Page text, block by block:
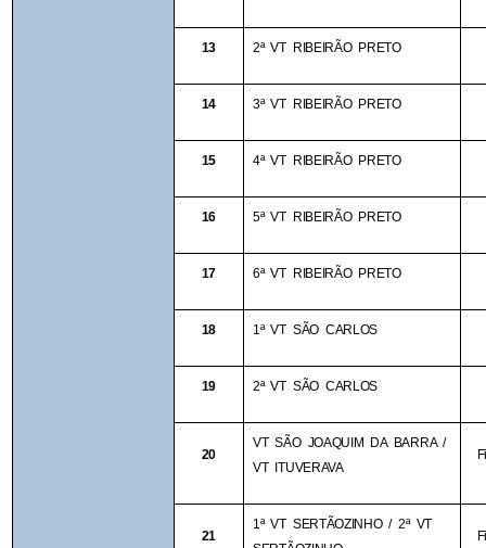
13 2ª VT RIBEIRÃO PRETO
14 3ª VT RIBEIRÃO PRETO
15 4ª VT RIBEIRÃO PRETO
16 5ª VT RIBEIRÃO PRETO
17 6ª VT RIBEIRÃO PRETO
18 1ª VT SÃO CARLOS
19 2ª VT SÃO CARLOS
20
VT SÃO JOAQUIM DA BARRA /
VT ITUVERAVA
21
1ª VT SERTÃOZINHO / 2ª VT